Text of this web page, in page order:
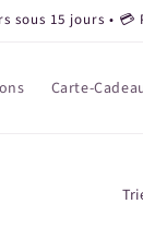
15 jours • 💳
Carte-